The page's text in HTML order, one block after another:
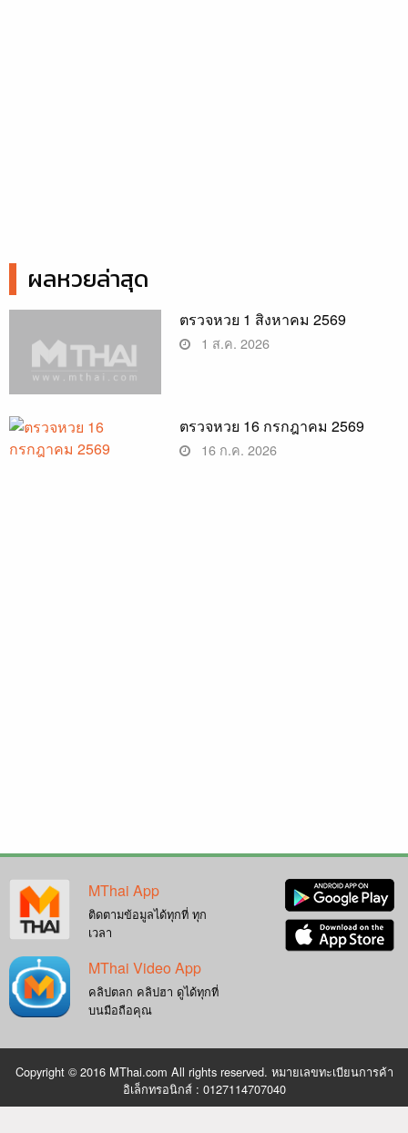
ผลหวยล่าสุด
ตรวจหวย 1 สิงหาคม 2569
1 ส.ค. 2026
ตรวจหวย 16 กรกฎาคม 2569
16 ก.ค. 2026
MThai App
ติดตามข้อมูลได้ทุกที่ ทุก
เวลา
MThai Video App
คลิปตลก คลิปฮา ดูได้ทุกที่
บนมือถือคุณ
Copyright © 2016 MThai.com All rights reserved. หมายเลขทะเบียนการค้า
อิเล็กทรอนิกส์ : 0127114707040